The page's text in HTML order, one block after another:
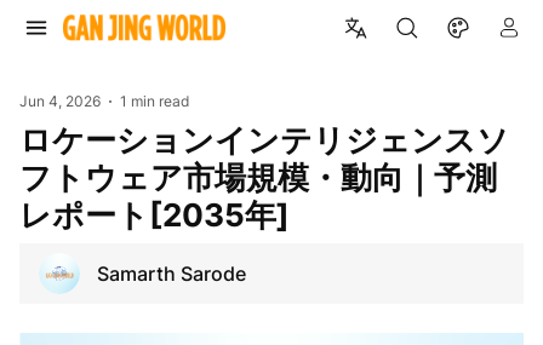
Jun 4, 2026 1 min read
ロケーションインテリジェンスソ
フトウェア市場規模・動向｜予測
レポート[2035年]
Samarth Sarode